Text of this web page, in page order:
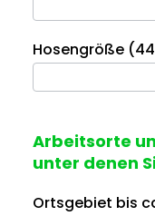
Hosengröße
Arbeitsorte
unter denen
Ortsgebiet bis